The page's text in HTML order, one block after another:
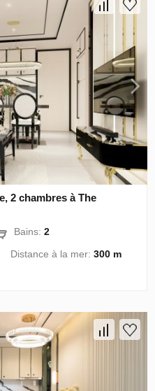
2 chambres à The
Bains:2
Distance à la mer:300 m